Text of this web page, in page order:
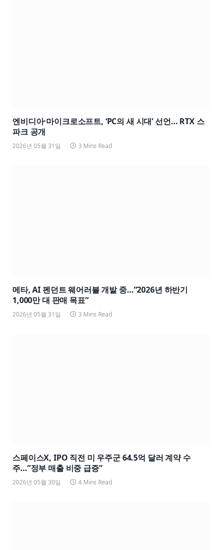
엔비디아·마이크로소프트, ‘PC의 새 시대’ 선언… RTX 스
파크 공개
2026년 05월 31일 3 Mins Read
메타, AI 펜던트 웨어러블 개발 중…”2026년 하반기
1,000만 대 판매 목표”
2026년 05월 31일 3 Mins Read
스페이스X, IPO 직전 미 우주군 64.5억 달러 계약 수
주…”정부 매출 비중 급증”
2026년 05월 30일 4 Mins Read